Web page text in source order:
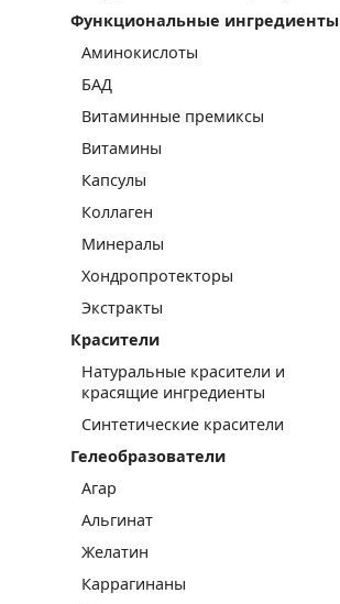
Функциональные ингредиенты
Аминокислоты
БАД
Витаминные премиксы
Витамины
Капсулы
Коллаген
Минералы
Хондропротекторы
Экстракты
Красители
Натуральные красители и
красящие ингредиенты
Синтетические красители
Гелеобразователи
Агар
Альгинат
Желатин
Каррагинаны